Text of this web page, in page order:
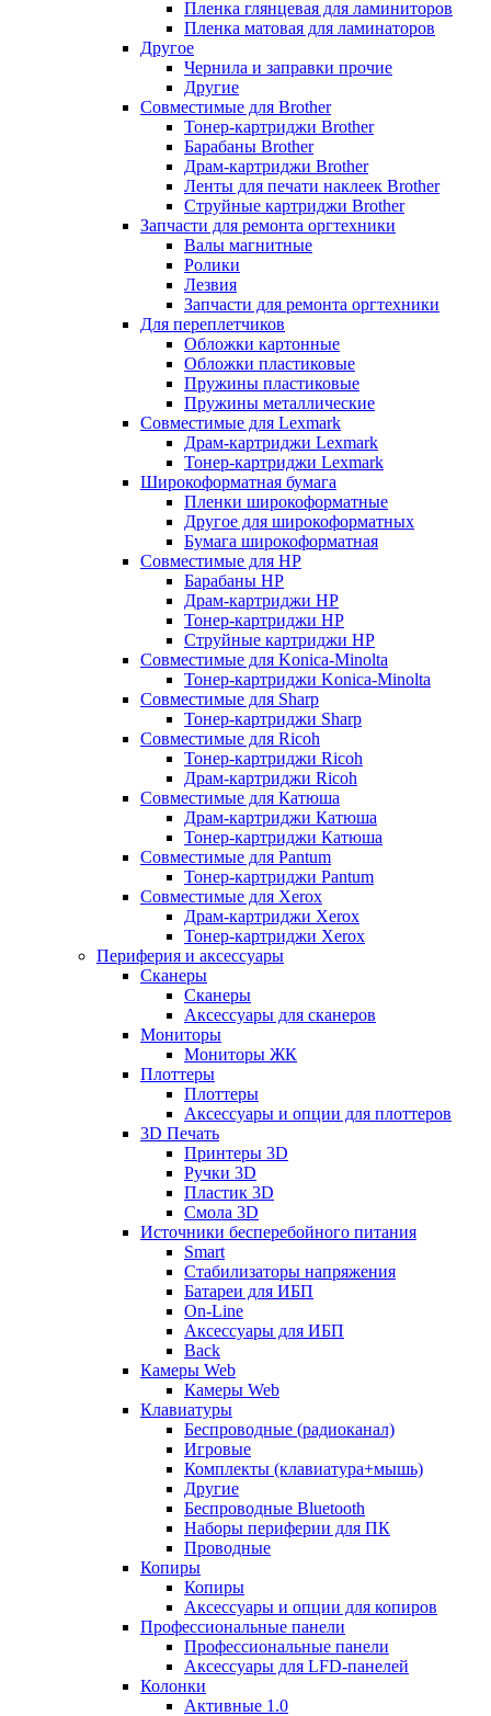
Пленка глянцевая для ламиниторов
Пленка матовая для ламинаторов
Другое
Чернила и заправки прочие
Другие
Совместимые для Brother
Тонер-картриджи Brother
Барабаны Brother
Драм-картриджи Brother
Ленты для печати наклеек Brother
Струйные картриджи Brother
Запчасти для ремонта оргтехники
Валы магнитные
Ролики
Лезвия
Запчасти для ремонта оргтехники
Для переплетчиков
Обложки картонные
Обложки пластиковые
Пружины пластиковые
Пружины металлические
Совместимые для Lexmark
Драм-картриджи Lexmark
Тонер-картриджи Lexmark
Широкоформатная бумага
Пленки широкоформатные
Другое для широкоформатных
Бумага широкоформатная
Совместимые для HP
Барабаны HP
Драм-картриджи HP
Тонер-картриджи HP
Струйные картриджи HP
Совместимые для Konica-Minolta
Тонер-картриджи Konica-Minolta
Совместимые для Sharp
Тонер-картриджи Sharp
Совместимые для Ricoh
Тонер-картриджи Ricoh
Драм-картриджи Ricoh
Совместимые для Катюша
Драм-картриджи Катюша
Тонер-картриджи Катюша
Совместимые для Pantum
Тонер-картриджи Pantum
Совместимые для Xerox
Драм-картриджи Xerox
Тонер-картриджи Xerox
Периферия и аксессуары
Сканеры
Сканеры
Аксессуары для сканеров
Мониторы
Мониторы ЖК
Плоттеры
Плоттеры
Аксессуары и опции для плоттеров
3D Печать
Принтеры 3D
Ручки 3D
Пластик 3D
Смола 3D
Источники бесперебойного питания
Smart
Стабилизаторы напряжения
Батареи для ИБП
On-Line
Аксессуары для ИБП
Back
Камеры Web
Камеры Web
Клавиатуры
Беспроводные (радиоканал)
Игровые
Комплекты (клавиатура+мышь)
Другие
Беспроводные Bluetooth
Наборы периферии для ПК
Проводные
Копиры
Копиры
Аксессуары и опции для копиров
Профессиональные панели
Профессиональные панели
Аксессуары для LFD-панелей
Колонки
Активные 1.0